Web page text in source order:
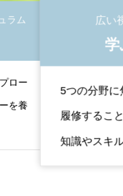
ー
養
広い視
学
5つの分野に焦
履修すること
知識やスキル